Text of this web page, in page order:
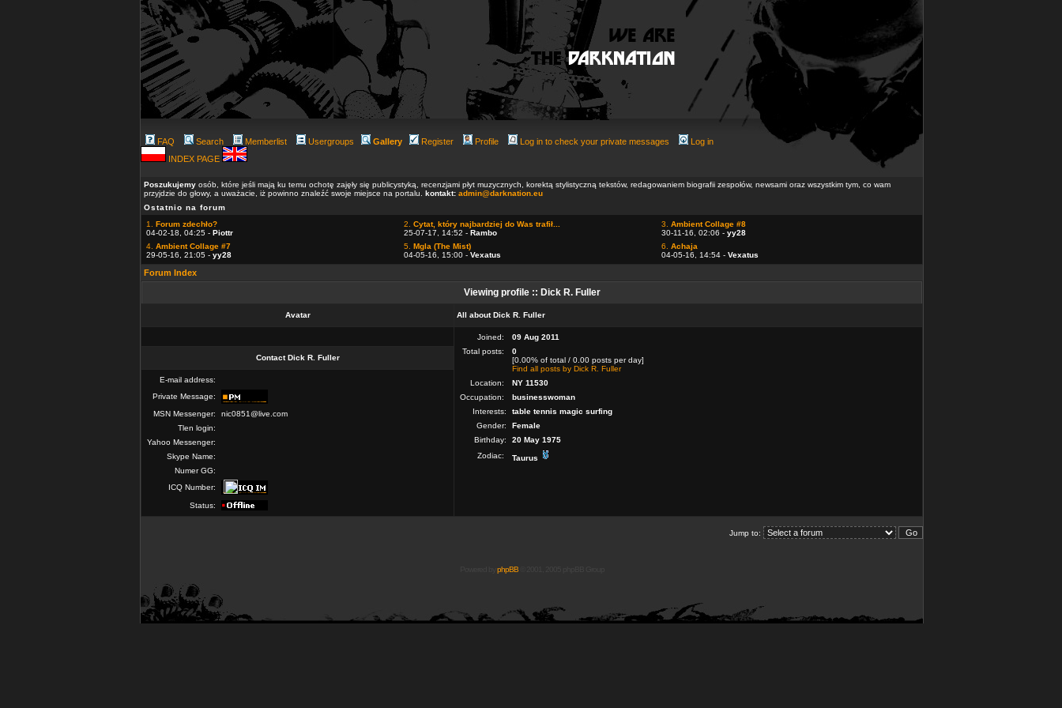
FAQ Search Memberlist Usergroups Gallery Register Profile Log in to check your private messages
Log in
INDEX PAGE
Poszukujemy osób, które jeśli mają ku temu ochotę zajęły się publicystyką, recenzjami płyt muzycznych, korektą stylistyczną tekstów, redagowaniem biografii zespołów, newsami oraz wszystkim tym, co wam
przyjdzie do głowy, a uważacie, iż powinno znaleźć swoje miejsce na portalu. kontakt: admin@darknation.eu
Ostatnio na forum
1. Forum zdechło?
04-02-18, 04:25 - Piottr
2. Cytat, który najbardziej do Was trafił...
25-07-17, 14:52 - Rambo
3. Ambient Collage #8
30-11-16, 02:06 - yy28
4. Ambient Collage #7
29-05-16, 21:05 - yy28
5. Mgla (The Mist)
04-05-16, 15:00 - Vexatus
6. Achaja
04-05-16, 14:54 - Vexatus
Forum Index
Viewing profile :: Dick R. Fuller
Avatar All about Dick R. Fuller
Joined:
09 Aug 2011
Total posts:
0
[0.00% of total / 0.00 posts per day]
Find all posts by Dick R. Fuller
Location:
NY 11530
Occupation:
businesswoman
Interests:
table tennis magic surfing
Gender:
Female
Birthday:
20 May 1975
Zodiac:
Taurus
Contact Dick R. Fuller
E-mail address:
Private Message:
MSN Messenger:
nic0851@live.com
Tlen login:
Yahoo Messenger:
Skype Name:
Numer GG:
ICQ Number:
Status:
Jump to:
phpBB© 2001, 2005 phpBB Group